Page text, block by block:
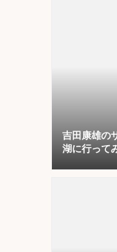
吉田康雄の
湖に行って